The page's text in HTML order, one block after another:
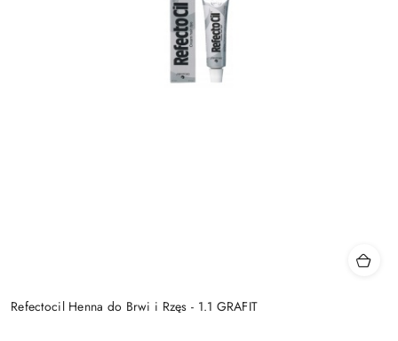
Refectocil Henna do Brwi i Rzęs - 1.1 GRAFIT